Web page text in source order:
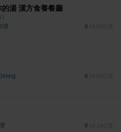
湯 漢方食養餐廳
理
24.63公里
14.14公里